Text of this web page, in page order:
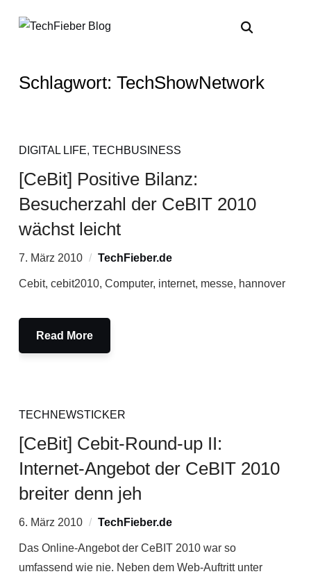
Schlagwort: TechShowNetwork
DIGITAL LIFE, TECHBUSINESS
[CeBit] Positive Bilanz:
Besucherzahl der CeBIT 2010
wächst leicht
7. März 2010 TechFieber.de
Cebit, cebit2010, Computer, internet, messe, hannover
Read More
TECHNEWSTICKER
[CeBit] Cebit-Round-up II:
Internet-Angebot der CeBIT 2010
breiter denn jeh
6. März 2010 TechFieber.de
Das Online-Angebot der CeBIT 2010 war so
umfassend wie nie. Neben dem Web-Auftritt unter